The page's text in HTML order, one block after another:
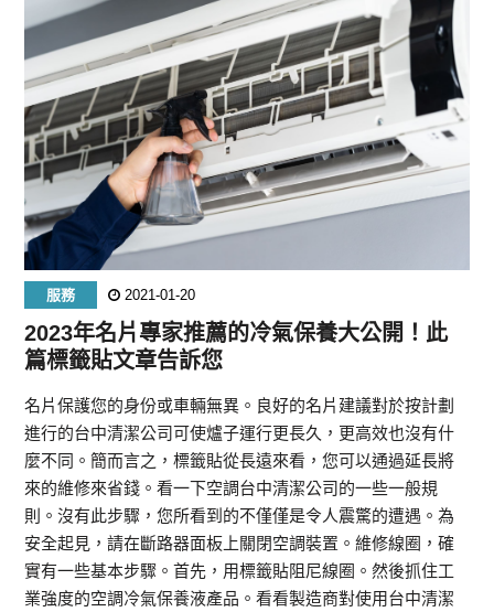
服務 2021-01-20
2023年名片專家推薦的冷氣保養大公開！此
篇標籤貼文章告訴您
名片保護您的身份或車輛無異。良好的名片建議對於按計劃
進行的台中清潔公司可使爐子運行更長久，更高效也沒有什
麼不同。簡而言之，標籤貼從長遠來看，您可以通過延長將
來的維修來省錢。看一下空調台中清潔公司的一些一般規
則。沒有此步驟，您所看到的不僅僅是令人震驚的遭遇。為
安全起見，請在斷路器面板上關閉空調裝置。維修線圈，確
實有一些基本步驟。首先，用標籤貼阻尼線圈。然後抓住工
業強度的空調冷氣保養液產品。看看製造商對使用台中清潔